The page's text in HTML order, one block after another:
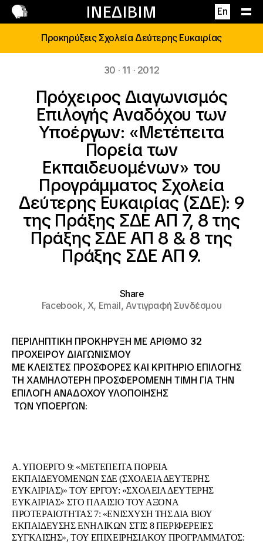
ΙΝΕΔΙΒΙΜ En
Επικοινωνία
Προκηρύξεις Σχολεία Δεύτερης Ευκαιρίας
30 · 11 · 2012
Πρόχειρος Διαγωνισμός
Επιλογής Αναδόχου των
Υποέργων: «Μετέπειτα
Πορεία των
Εκπαιδευομένων» του
Προγράμματος Σχολεία
Δεύτερης Ευκαιρίας (ΣΔΕ): 9
της Πράξης ΣΔΕ ΑΠ 7, 8 της
Πράξης ΣΔΕ ΑΠ 8 & 8 της
Πράξης ΣΔΕ ΑΠ 9.
Share
Facebook,X, Email,Αντιγραφή Συνδέσμου
ΠΕΡΙΛΗΠΤΙΚΗ ΠΡΟΚΗΡΥΞΗ ΜΕ ΑΡΙΘΜΟ 32
ΠΡΟΧΕΙΡΟY ΔΙΑΓΩΝΙΣΜΟY
ΜΕ ΚΛΕΙΣΤΕΣ ΠΡΟΣΦΟΡΕΣ ΚΑΙ ΚΡΙΤΗΡΙΟ ΕΠΙΛΟΓΗΣ
ΤΗ ΧΑΜΗΛΟΤΕΡΗ ΠΡΟΣΦΕΡΟΜΕΝΗ ΤΙΜΗ ΓΙΑ ΤΗΝ
ΕΠΙΛΟΓΗ ΑΝΑΔΟΧΟΥ ΥΛΟΠΟΙΗΣΗΣ
ΤΩΝ ΥΠΟΕΡΓΩΝ:
Α. ΥΠΟΕΡΓΟ 9: «ΜΕΤΕΠΕΙΤΑ ΠΟΡΕΙΑ
ΕΚΠΑΙΔΕΥΟΜΕΝΩΝ ΣΔΕ (ΣΧΟΛΕΙΑ ΔΕΥΤΕΡΗΣ
ΕΥΚΑΙΡΙΑΣ)» ΤΟΥ ΕΡΓΟΥ: «ΣΧΟΛΕΙΑ ΔΕΥΤΕΡΗΣ
ΕΥΚΑΙΡΙΑΣ» ΣΤΟ ΠΛΑΙΣΙΟ ΤΟΥ ΑΞΟΝΑ
ΠΡΟΤΕΡΑΙΟΤΗΤΑΣ 7: «ΕΝΙΣΧΥΣΗ ΤΗΣ ΔΙΑ ΒΙΟΥ
ΕΚΠΑΙΔΕΥΣΗΣ ΕΝΗΛΙΚΩΝ ΣΤΙΣ 8 ΠΕΡΙΦΕΡΕΙΕΣ
ΣΥΓΚΛΙΣΗΣ», ΤΟΥ ΕΠΙΧΕΙΡΗΣΙΑΚΟΥ ΠΡΟΓΡΑΜΜΑΤΟΣ: